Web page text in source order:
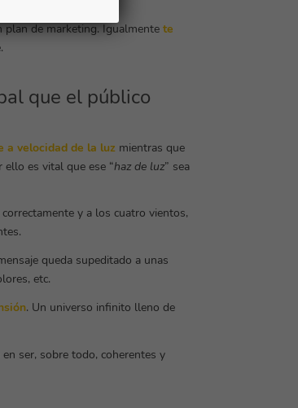
plan de marketing. Igualmente te
que el público
a velocidad de la luzmientras que
es vital que ese “haz de luz” sea
y a los cuatro vientos,
queda supeditado a unas
etc.
. Un universo infinito lleno de
ser, sobre todo, coherentes y